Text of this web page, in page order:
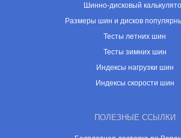
Шинно-дисковый
Размеры шин и дисков
Тесты летних шин
Тесты зимних шин
Индексы нагрузки шин
Индексы скорости шин
ПОЛЕЗНЫЕ ССЫЛКИ